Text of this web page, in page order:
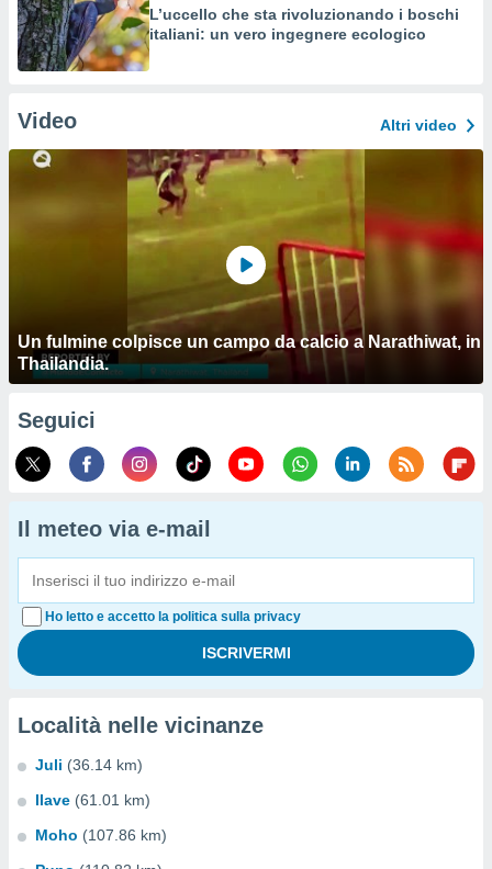
L’uccello che sta rivoluzionando i boschi
italiani: un vero ingegnere ecologico
Video Altri video
Un fulmine colpisce un campo da calcio a Narathiwat, in
Thailandia.
Seguici
Il meteo via e-mail
Ho letto e accetto la politica sulla privacy
Località nelle vicinanze
Juli (36.14 km)
Ilave (61.01 km)
Moho (107.86 km)